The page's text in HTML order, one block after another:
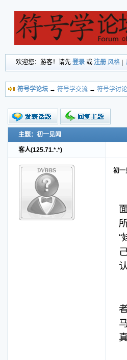
欢迎您：游客！请先 登录 或 注册 风格
符号学论坛 → 符号学交流 → 符号学讨论
新的主题
投票帖
交易帖
小字报
主题：初一见闻
客人(125.71.*.*)
初一
“